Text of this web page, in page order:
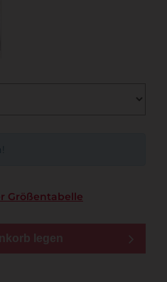
Größentabelle
legen